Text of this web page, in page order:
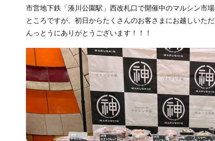
市営地下鉄「湊川公園駅」西改札口で開催中のマルシン市
ところですが、初日からたくさんのお客さまにお越しいた
んっとうにありがとうございます！！！